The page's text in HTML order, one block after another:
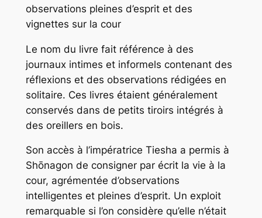
observations pleines d’esprit et des
vignettes sur la cour
Le nom du livre fait référence à des
journaux intimes et informels contenant des
réflexions et des observations rédigées en
solitaire. Ces livres étaient généralement
conservés dans de petits tiroirs intégrés à
des oreillers en bois.
Son accès à l’impératrice Tiesha a permis à
Shōnagon de consigner par écrit la vie à la
cour, agrémentée d’observations
intelligentes et pleines d’esprit. Un exploit
remarquable si l’on considère qu’elle n’était